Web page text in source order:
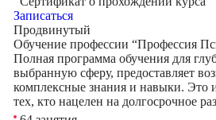
Записаться
Продвинутый
Обучение профессии “Профессия
Полная программа обучения для
выбранную сферу, предоставляет
комплексные знания и навыки. Это
тех, кто нацелен на долгосрочное